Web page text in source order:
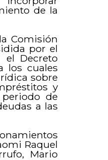
de la
Comisión
por el
el Decreto
los cuales
sobre
y
de
a las
Raquel
Mario